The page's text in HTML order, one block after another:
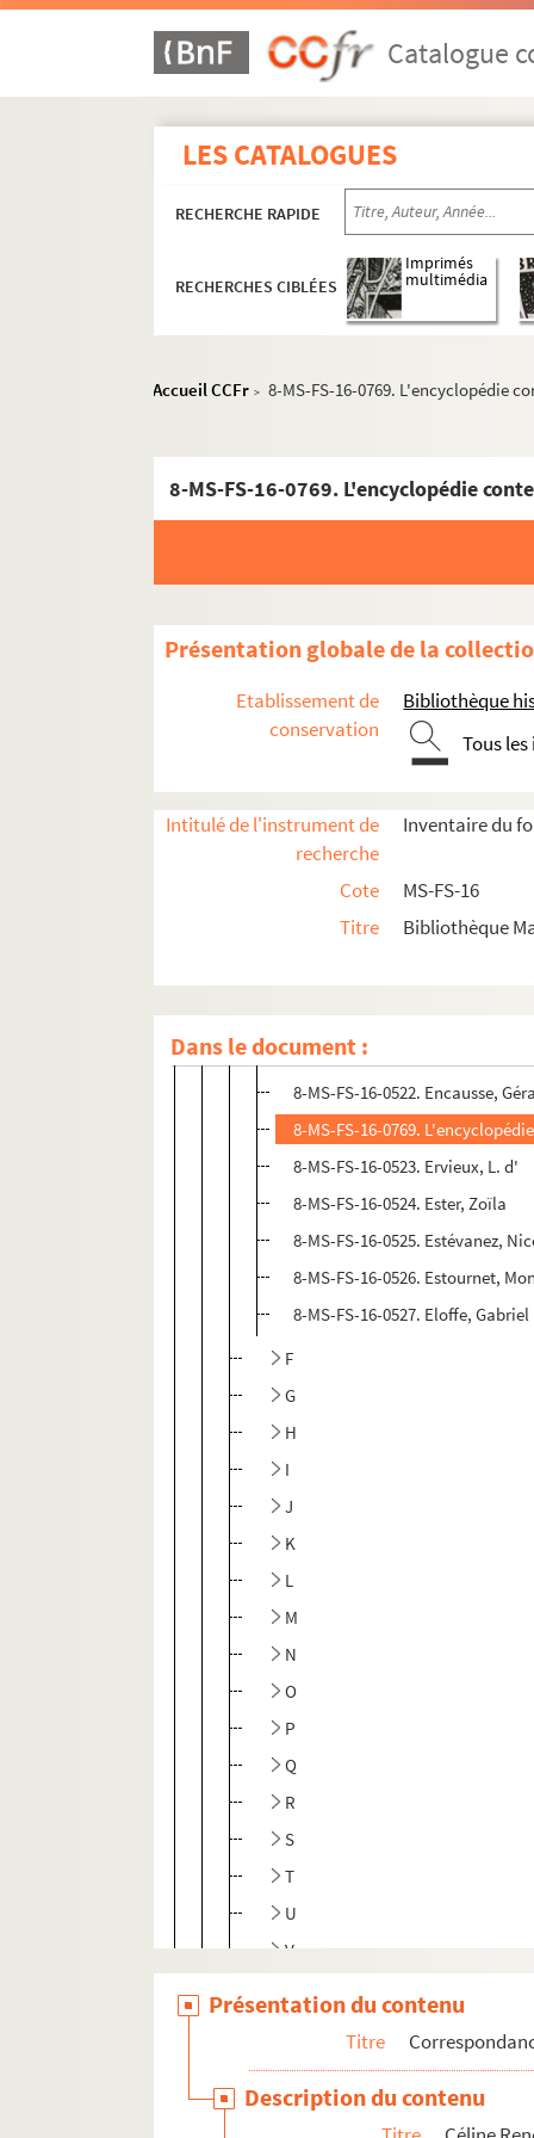
Catalogue
LES CATALOGUES
RECHERCHE RAPIDE
RECHERCHES CIBLÉES
Imprimés
multimédia
Accueil CCFr > 8-MS-FS-16-0769. L'encyclopédie
8-MS-FS-16-0769. L'encyclopédie
Présentation globale de la
Etablissement de
conservation
Bibliothèque
Tous
Intitulé de l'instrument de
recherche
Inventaire du
Cote
MS-FS-16
Titre
Bibliothèque
Dans le document :
Céline Renooz
Lettres à Céline Renooz
C
8-MS-FS-16-0505. Edwards-
8-MS-FS-16-0521. Emerie, Fanny
8-MS-FS-16-0522. Encausse,
8-MS-FS-16-0769.
8-MS-FS-16-0523. Ervieux, L. d'
8-MS-FS-16-0524. Ester, Zoïla
8-MS-FS-16-0525. Estévanez,
8-MS-FS-16-0526. Estournet,
8-MS-FS-16-0527. Eloffe, Gabriel
F
G
H
I
J
K
L
M
N
O
P
Q
R
S
T
U
V
Correspondants non identifiés
Présentation du contenu
Titre
Description du contenu